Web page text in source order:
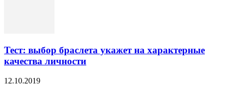
Тест: выбор браслета укажет на характерные
качества личности
12.10.2019